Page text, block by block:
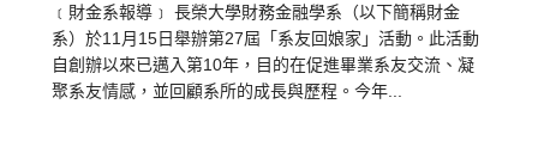
﹝財金系報導﹞ 長榮大學財務金融學系（以下簡稱財金
系）於11月15日舉辦第27屆「系友回娘家」活動。此活動
自創辦以來已邁入第10年，目的在促進畢業系友交流、凝
聚系友情感，並回顧系所的成長與歷程。今年...